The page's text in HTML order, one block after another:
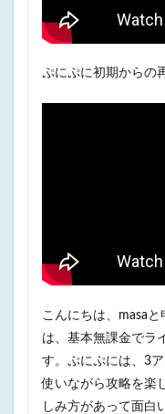
ぷにぷに初期からの
こんにちは、masa
は、基本無課金でラ
す。ぷにぷには、3
使いながら攻略を楽
しみ方があって面白